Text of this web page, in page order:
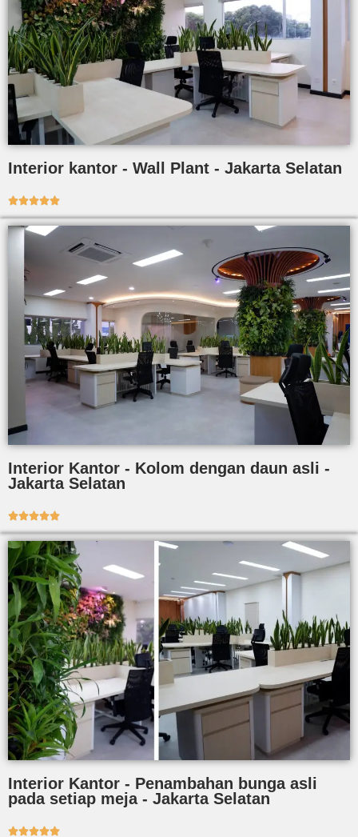
Interior kantor - Wall Plant - Jakarta Selatan

Interior Kantor - Kolom dengan daun asli -
Jakarta Selatan

Interior Kantor - Penambahan bunga asli
pada setiap meja - Jakarta Selatan
